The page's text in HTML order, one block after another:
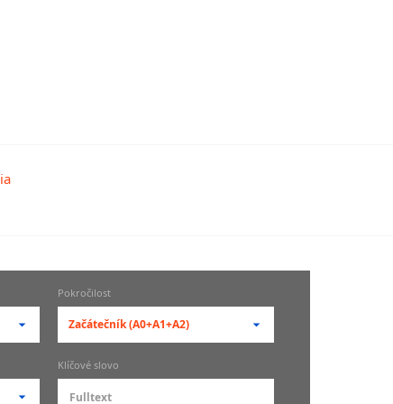
Pokročilost
Začátečník (A0+A1+A2)
-- vyberte pokročilost --
Klíčové slovo